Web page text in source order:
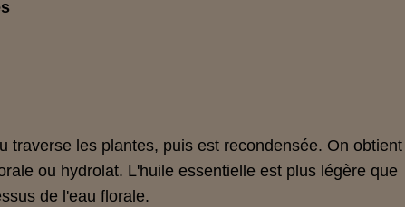
traverse les plantes, puis est recondensée. On obtient
ou hydrolat. L'huile essentielle est plus légère que
de l'eau florale.